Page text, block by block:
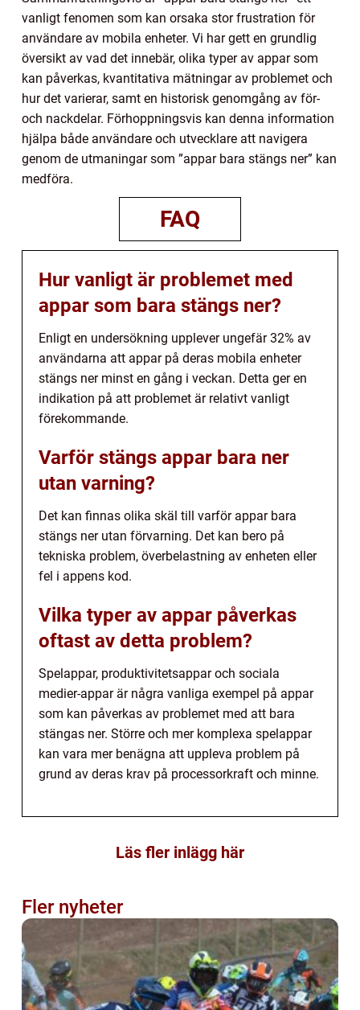
vanligt fenomen som kan orsaka stor frustration för
användare av mobila enheter. Vi har gett en grundlig
översikt av vad det innebär, olika typer av appar som
kan påverkas, kvantitativa mätningar av problemet och
hur det varierar, samt en historisk genomgång av för-
och nackdelar. Förhoppningsvis kan denna information
hjälpa både användare och utvecklare att navigera
genom de utmaningar som ”appar bara stängs ner” kan
medföra.
FAQ
Hur vanligt är problemet med
appar som bara stängs ner?
Enligt en undersökning upplever ungefär 32% av
användarna att appar på deras mobila enheter
stängs ner minst en gång i veckan. Detta ger en
indikation på att problemet är relativt vanligt
förekommande.
Varför stängs appar bara ner
utan varning?
Det kan finnas olika skäl till varför appar bara
stängs ner utan förvarning. Det kan bero på
tekniska problem, överbelastning av enheten eller
fel i appens kod.
Vilka typer av appar påverkas
oftast av detta problem?
Spelappar, produktivitetsappar och sociala
medier-appar är några vanliga exempel på appar
som kan påverkas av problemet med att bara
stängas ner. Större och mer komplexa spelappar
kan vara mer benägna att uppleva problem på
grund av deras krav på processorkraft och minne.
Läs fler inlägg här
Fler nyheter